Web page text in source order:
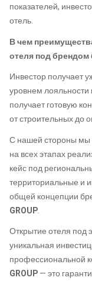
показателей,
отель.
В чем
отеля под брендом
Инвестор получает
уровнем
получает готовую
от строительных до
С нашей стороны мы
на всех этапах
кейс под
территориальные и
общей концепции
GROUP.
Открытие отеля под
уникальная
профессиональной
GROUP— это